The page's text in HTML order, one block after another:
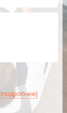
(подробнее)